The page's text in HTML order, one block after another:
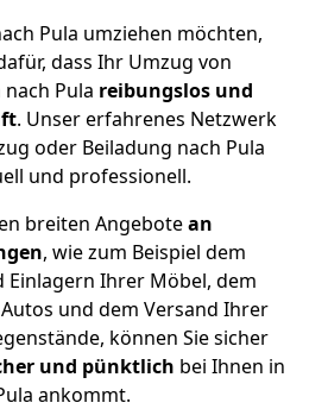
Pula umziehen möchten,
dass Ihr Umzug von
Pula reibungslos und
. Unser erfahrenes Netzwerk
oder Beiladung nach Pula
und professionell.
breiten Angebotean
, wie zum Beispiel dem
Einlagern Ihrer Möbel, dem
und dem Versand Ihrer
können Sie sicher
und pünktlich bei Ihnen in
ankommt.